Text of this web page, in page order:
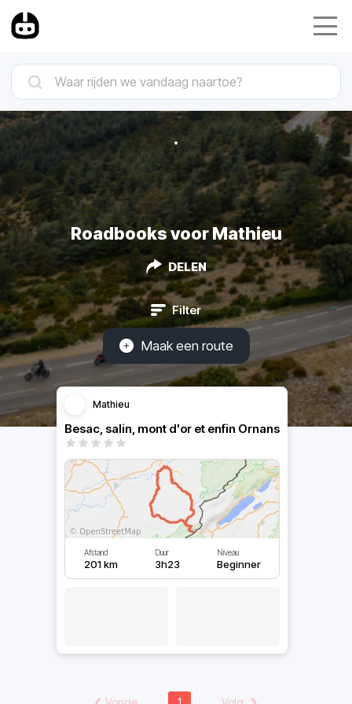
Roadbooks voor Mathieu
DELEN
Filter
Maak een route
Mathieu
Besac, salin, mont d'or et enfin Ornans
Afstand
201 km
Duur
3h23
Niveau
Beginner